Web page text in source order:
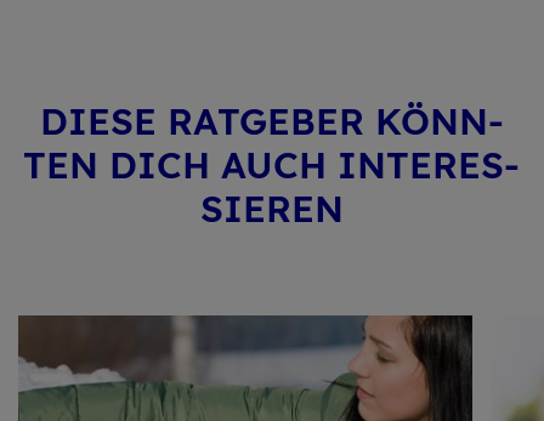
DIESE RAT­GE­BER KÖNN­
TEN DICH AUCH IN­TER­ES­
SIE­REN